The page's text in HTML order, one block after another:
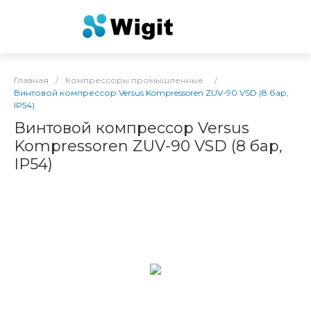
Главная / Компрессоры промышленные
/
Винтовой компрессор Versus Kompressoren ZUV-90 VSD (8 бар,
IP54)
Винтовой компрессор Versus
Kompressoren ZUV-90 VSD (8 бар,
IP54)